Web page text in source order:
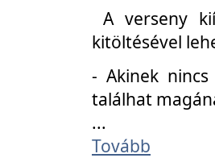
A verseny
kitöltésével
- Akinek
találhat
...
Tovább